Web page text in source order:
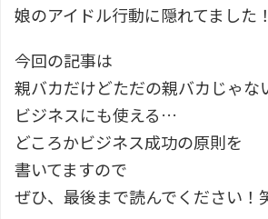
娘のアイドル行動に隠れてました
今回の記事は
親バカだけどただの親バカじゃな
ビジネスにも使える…
どころかビジネス成功の原則を
書いてますので
ぜひ、最後まで読んでください！